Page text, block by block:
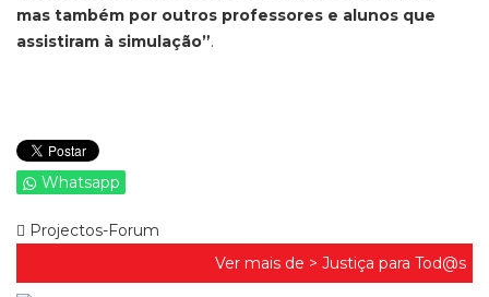
mas também por outros professores e alunos que
assistiram à simulação”.
Whatsapp
Projectos-Forum
Ver mais de > Justiça para Tod@s